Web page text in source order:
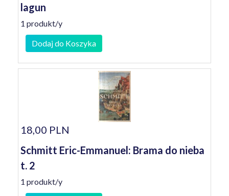
lagun
1 produkt/y
Dodaj do Koszyka
18,00 PLN
Schmitt Eric-Emmanuel: Brama do nieba
t. 2
1 produkt/y